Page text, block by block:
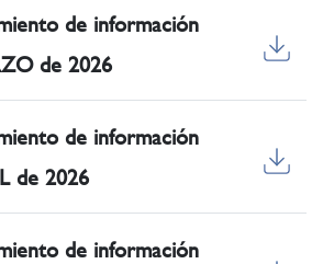
de información
de 2026
de información
de 2026
de información